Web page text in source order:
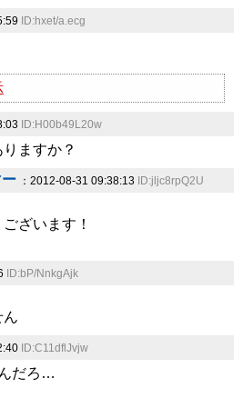
ID:hxet/a.ecg
ID:H00b49L20w
ますか？
：2012-08-31 09:38:13 ID:jljc8rpQ2U
ざいます！
ID:bP/NnkgAjk
ん
ID:C11dflJvjw
だろ…